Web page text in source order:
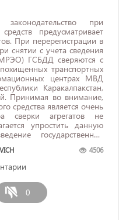
при
предусматривает
При перерегистрации в
снятии с учета сведения
ГСБДД сверяются с
транспортных
центрах МВД
Каракалпакстан,
Принимая во внимание,
средства является очень
сверки агрегатов не
упростить данную
государственных
4506
0